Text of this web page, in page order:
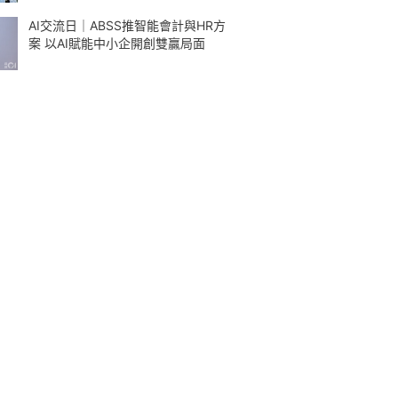
AI交流日｜ABSS推智能會計與HR方
案 以AI賦能中小企開創雙贏局面